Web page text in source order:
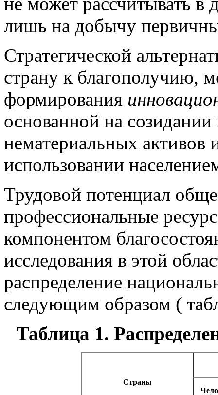
лишь на добычу
Стратегической
страну к благополучию,
формирования
основанной на
нематериальных активов
использовании
Трудовой потенциал
профессиональные
компонентом
исследования в этой
распределение
следующим образом (
Таблица 1.
Страны